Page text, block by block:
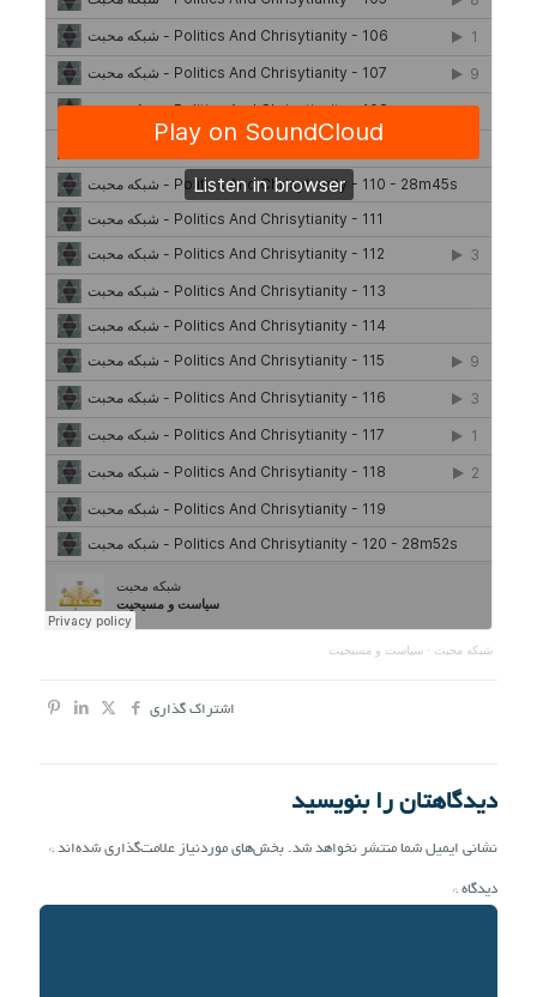
شبکه محبت · سیاست و مسیحیت
اشتراک گذاری
دیدگاهتان را بنویسید
نشانی ایمیل شما منتشر نخواهد شد. بخش‌های موردنیاز علامت‌گذاری شده‌اند *
دیدگاه *